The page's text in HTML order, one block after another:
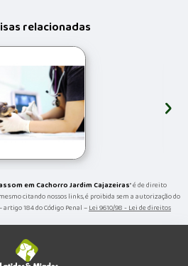
relacionadas
›
em Cachorro Jardim Cajazeiras" é de direito
citando nossos links, é proibida sem a autorização do
184 do Código Penal –Lei 9610/98 - Lei de direitos